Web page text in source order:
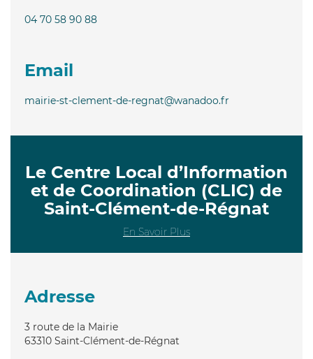
04 70 58 90 88
Email
mairie-st-clement-de-regnat@wanadoo.fr
Le Centre Local d’Information
et de Coordination (CLIC) de
Saint-Clément-de-Régnat
En Savoir Plus
Adresse
3 route de la Mairie
63310 Saint-Clément-de-Régnat